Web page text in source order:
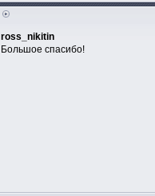
ross_nikitin
Большое спасибо!